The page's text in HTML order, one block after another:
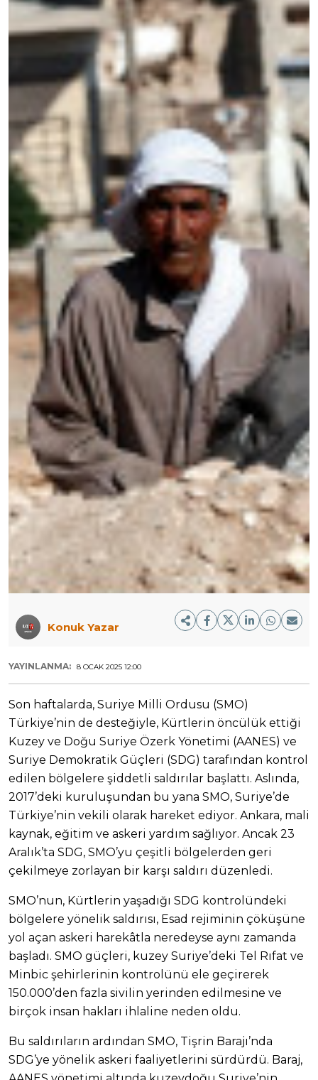
Konuk Yazar
YAYINLANMA: 8 OCAK 2025 12:00
Son haftalarda, Suriye Milli Ordusu (SMO)
Türkiye’nin de desteğiyle, Kürtlerin öncülük ettiği
Kuzey ve Doğu Suriye Özerk Yönetimi (AANES) ve
Suriye Demokratik Güçleri (SDG) tarafından kontrol
edilen bölgelere şiddetli saldırılar başlattı. Aslında,
2017’deki kuruluşundan bu yana SMO, Suriye’de
Türkiye’nin vekili olarak hareket ediyor. Ankara, mali
kaynak, eğitim ve askeri yardım sağlıyor. Ancak 23
Aralık’ta SDG, SMO’yu çeşitli bölgelerden geri
çekilmeye zorlayan bir karşı saldırı düzenledi.
SMO’nun, Kürtlerin yaşadığı SDG kontrolündeki
bölgelere yönelik saldırısı, Esad rejiminin çöküşüne
yol açan askeri harekâtla neredeyse aynı zamanda
başladı. SMO güçleri, kuzey Suriye’deki Tel Rıfat ve
Minbic şehirlerinin kontrolünü ele geçirerek
150.000’den fazla sivilin yerinden edilmesine ve
birçok insan hakları ihlaline neden oldu.
Bu saldırıların ardından SMO, Tişrin Barajı’nda
SDG’ye yönelik askeri faaliyetlerini sürdürdü. Baraj,